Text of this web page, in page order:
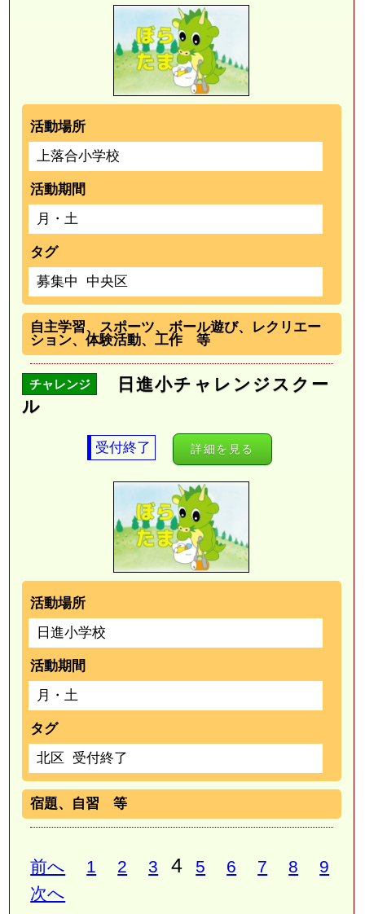
活動場所
上落合小学校
活動期間
月・土
タグ
募集中
中央区
自主学習、スポーツ、ボール遊び、レクリエー
ション、体験活動、工作 等
チャレンジ
日進小チャレンジスクー
ル
受付終了 詳細を見る
活動場所
日進小学校
活動期間
月・土
タグ
北区
受付終了
宿題、自習 等
前へ 1 2 3 4 5 6 7 8
9
次へ